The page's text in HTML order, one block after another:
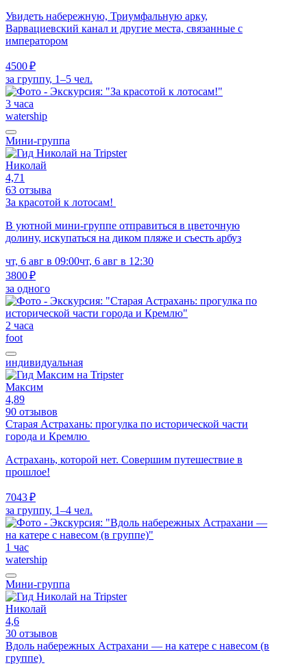
Увидеть набережную, Триумфальную арку,
Варвациевский канал и другие места, связанные с
императором
4500 ₽
за группу, 1–5 чел.
3 часа
watership
Мини-группа
Николай
4,71
63 отзыва
За красотой к лотосам!
В уютной мини-группе отправиться в цветочную
долину, искупаться на диком пляже и съесть арбуз
чт, 6 авг в 09:00чт, 6 авг в 12:30
3800 ₽
за одного
2 часа
foot
индивидуальная
Максим
4,89
90 отзывов
Старая Астрахань: прогулка по исторической части
города и Кремлю
Астрахань, которой нет. Совершим путешествие в
прошлое!
7043 ₽
за группу, 1–4 чел.
1 час
watership
Мини-группа
Николай
4,6
30 отзывов
Вдоль набережных Астрахани — на катере с навесом (в
группе)